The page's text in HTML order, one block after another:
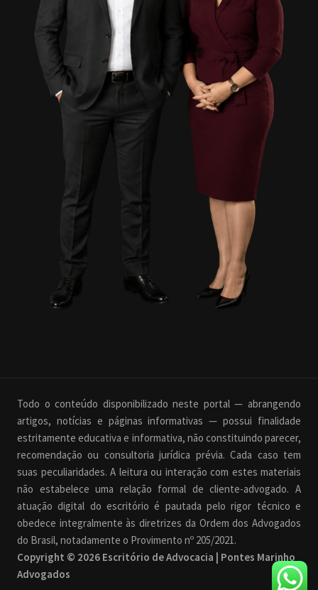
Todo o conteúdo disponibilizado neste portal — abrangendo
artigos, notícias e páginas informativas — possui finalidade
estritamente educativa e informativa, não constituindo parecer,
recomendação ou consultoria jurídica prévia. Cada caso tem
suas peculiaridades. A leitura ou interação com estes materiais
não estabelece uma relação formal de cliente-advogado. A
atuação digital do escritório é pautada pelo rigor técnico e
obedece integralmente às diretrizes da Ordem dos Advogados
do Brasil, notadamente o Provimento nº 205/2021.
Copyright © 2026 Escritório de Advocacia | Pontes Marinho
Advogados